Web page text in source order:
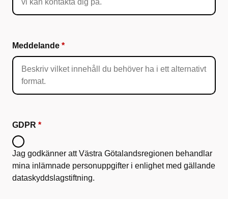
Meddelande
GDPR
Jag godkänner att Västra Götalandsregionen behandlar
mina inlämnade personuppgifter i enlighet med gällande
dataskyddslagstiftning.